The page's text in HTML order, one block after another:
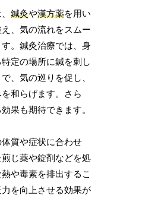
、鍼灸や漢方薬を用い
、気の流れをスムー
。鍼灸治療では、身
定の場所に鍼を刺し
、気の巡りを促し、
和らげます。さら
果も期待できます。
質や症状に合わせ
じ薬や錠剤などを処
や毒素を排出するこ
を向上させる効果が